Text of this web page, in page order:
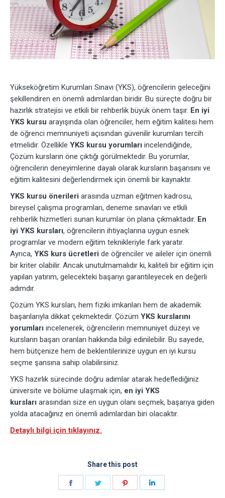
Yükseköğretim Kurumları Sınavı (YKS), öğrencilerin geleceğini
şekillendiren en önemli adımlardan biridir. Bu süreçte doğru bir
hazırlık stratejisi ve etkili bir rehberlik büyük önem taşır. En iyi
YKS kursu arayışında olan öğrenciler, hem eğitim kalitesi hem
de öğrenci memnuniyeti açısından güvenilir kurumları tercih
etmelidir. Özellikle YKS kursu yorumları incelendiğinde,
Çözüm kursların öne çıktığı görülmektedir. Bu yorumlar,
öğrencilerin deneyimlerine dayalı olarak kursların başarısını ve
eğitim kalitesini değerlendirmek için önemli bir kaynaktır.
YKS kursu önerileri arasında uzman eğitmen kadrosu,
bireysel çalışma programları, deneme sınavları ve etkili
rehberlik hizmetleri sunan kurumlar ön plana çıkmaktadır. En
iyi YKS kursları, öğrencilerin ihtiyaçlarına uygun esnek
programlar ve modern eğitim teknikleriyle fark yaratır.
Ayrıca, YKS kurs ücretleri de öğrenciler ve aileler için önemli
bir kriter olabilir. Ancak unutulmamalıdır ki, kaliteli bir eğitim için
yapılan yatırım, gelecekteki başarıyı garantileyecek en değerli
adımdır.
Çözüm YKS kursları, hem fiziki imkanları hem de akademik
başarılarıyla dikkat çekmektedir. Çözüm YKS kurslarını
yorumları incelenerek, öğrencilerin memnuniyet düzeyi ve
kursların başarı oranları hakkında bilgi edinilebilir. Bu sayede,
hem bütçenize hem de beklentilerinize uygun en iyi kursu
seçme şansına sahip olabilirsiniz.
YKS hazırlık sürecinde doğru adımlar atarak hedeflediğiniz
üniversite ve bölüme ulaşmak için, en iyi YKS
kursları arasından size en uygun olanı seçmek, başarıya giden
yolda atacağınız en önemli adımlardan biri olacaktır.
Detaylı bilgi için tıklayınız.
Share this post